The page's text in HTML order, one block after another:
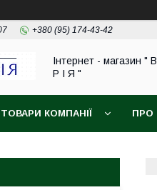
+380 (95) 174-43-42
Інтернет - магазин "
Р І Я "
ТОВАРИ КОМПАНІЇ ПРО